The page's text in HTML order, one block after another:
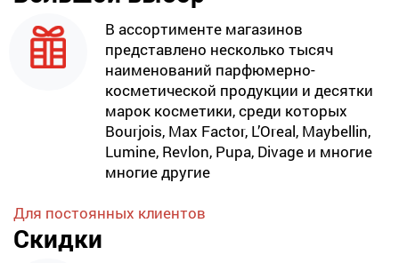
В ассортименте магазинов
представлено несколько тысяч
наименований парфюмерно-
косметической продукции и десятки
марок косметики, среди которых
Bourjois, Max Factor, L’Oreal, Maybellin,
Lumine, Revlon, Pupa, Divage и многие
многие другие
Для постоянных клиентов
Скидки